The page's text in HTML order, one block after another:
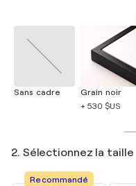
Sans cadre
Grain noir
+ 530 $US
2. Sélectionnez la taille
Recommandé